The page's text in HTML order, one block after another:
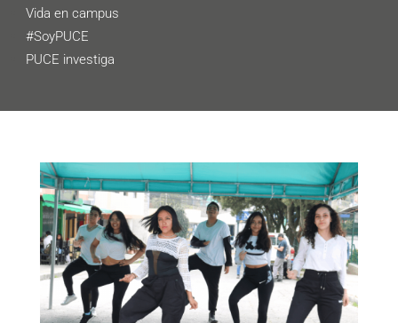
Vida en campus
#SoyPUCE
PUCE investiga